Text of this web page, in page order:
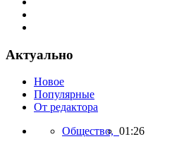
Актуально
Новое
Популярные
От редактора
Общество, 01:26